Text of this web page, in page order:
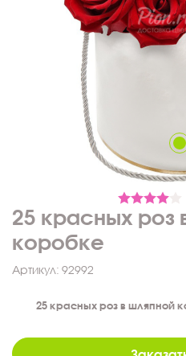
25 красных роз
коробке
Артикул: 92992
25 красных роз в шляпной